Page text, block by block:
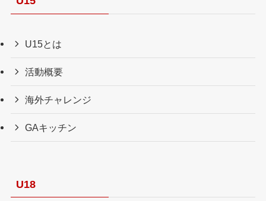
U15とは
活動概要
海外チャレンジ
GAキッチン
U18